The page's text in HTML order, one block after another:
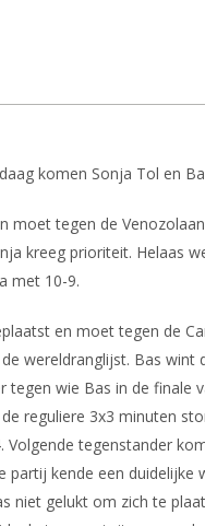
komen Sonja Tol en
moet tegen de
kreeg prioriteit. Helaas
met 10-9.
en moet tegen de
wereldranglijst. Bas
tegen wie Bas in de
reguliere 3x3 minuten
tegenstander
partij kende een
niet gelukt om zich te